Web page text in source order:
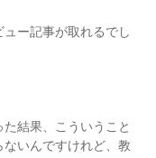
ー記事が取れるでし
た結果、こういうこと
いんですけれど、教